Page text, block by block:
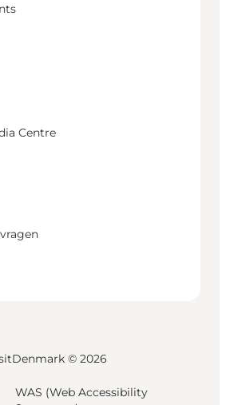
Centre
© 2026
WAS (Web Accessibility